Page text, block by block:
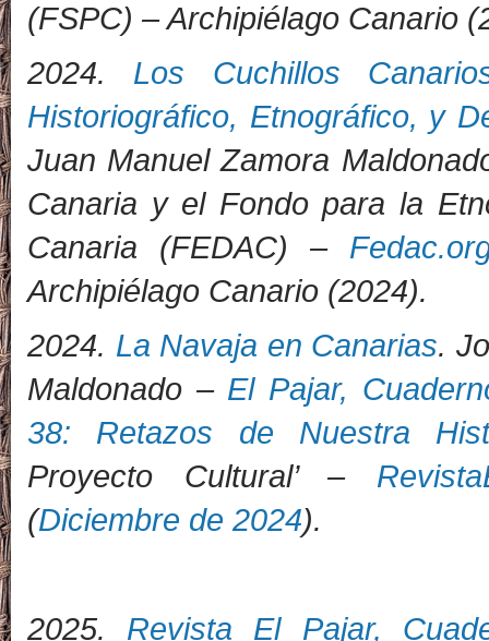
(FSPC) – Archipiélago Canario
2024. Los Cuchillos
Historiográfico, Etnográfico, y
Juan Manuel Zamora
Canaria y el Fondo para la
Canaria (FEDAC) –
Archipiélago Canario (2024).
2024. La Navaja en Canarias.
Maldonado – El Pajar,
38: Retazos de Nuestra
Proyecto Cultural’ –
(Diciembre de 2024).
2025. Revista El Pajar,